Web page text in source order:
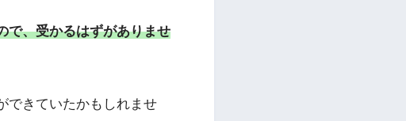
で、受かるはずがありませ
できていたかもしれませ